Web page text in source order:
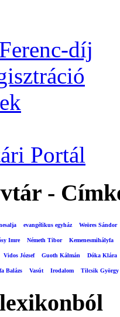
díj
Portál
-
evangélikus egyház Weöres Sándor
Imre Németh Tibor Kemenesmihályfa
Vidos József Guoth Kálmán Dóka Klára
Balázs Vasút Irodalom Tilcsik György